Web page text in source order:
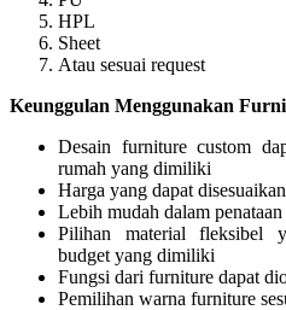
HPL
Sheet
Atau sesuai request
Keunggulan Menggunakan
Desain furniture custom
rumah yang dimiliki
Harga yang dapat
Lebih mudah dalam penataan
Pilihan material fleksibel
budget yang dimiliki
Fungsi dari furniture dapat
Pemilihan warna furniture